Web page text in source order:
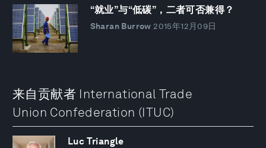
“就业”与“低碳”，二者可否兼得？
Sharan Burrow 2015年12月09日
来自贡献者 International Trade
Union Confederation (ITUC)
Luc Triangle